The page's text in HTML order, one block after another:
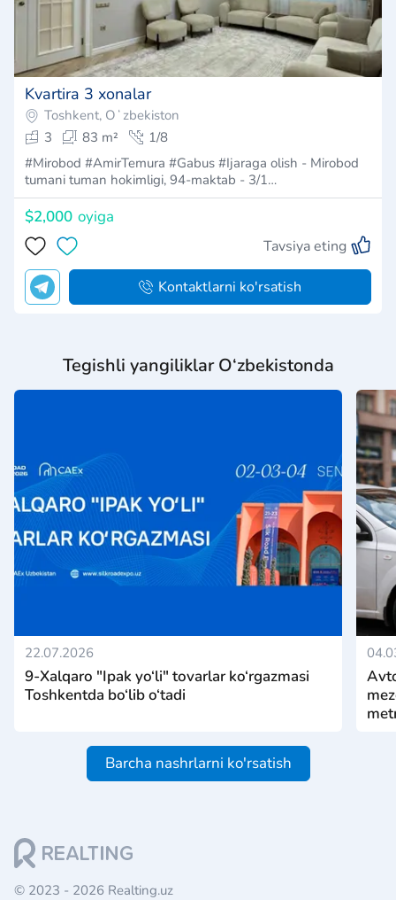
Kvartira 3 xonalar
Toshkent, Oʻzbekiston
3
83 m²
1/8
#Mirobod #AmirTemura #Gabus #Ijaraga olish - Mirobod
tumani tuman hokimligi, 94-maktab - 3/1…
$2,000 oyiga
Tavsiya eting
Kontaktlarni ko'rsatish
Tegishli yangiliklar O‘zbekistonda
22.07.2026
9-Xalqaro "Ipak yo‘li" tovarlar ko‘rgazmasi
Toshkentda bo‘lib o‘tadi
Barcha nashrlarni ko'rsatish
© 2023 - 2026 Realting.uz